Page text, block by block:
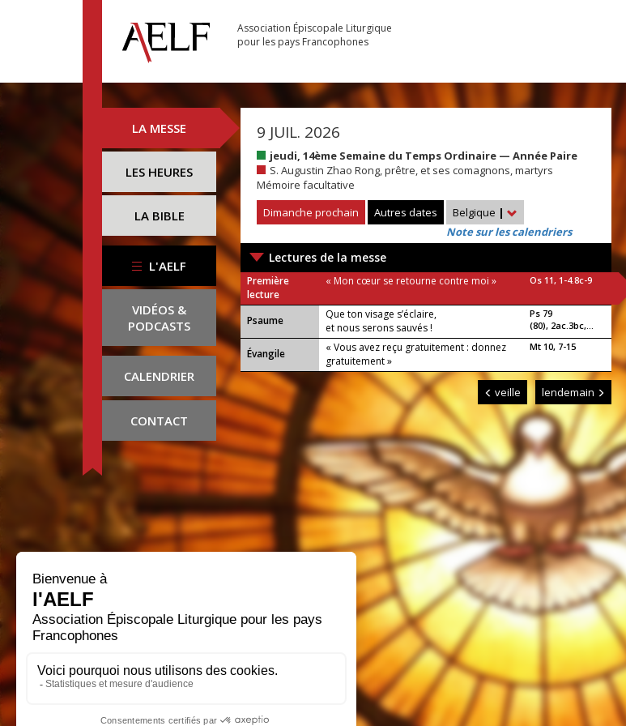
Association Épiscopale Liturgique
pour les pays Francophones
LA MESSE
LES HEURES
LA BIBLE
L'AELF
VIDÉOS &
PODCASTS
CALENDRIER
CONTACT
9 JUIL. 2026
jeudi, 14ème Semaine du Temps Ordinaire — Année Paire
S. Augustin Zhao Rong, prêtre, et ses comagnons, martyrs
Mémoire facultative
Dimanche prochain
Autres dates Belgique |
Note sur les calendriers
Lectures de la messe
Première
lecture
« Mon cœur se retourne contre moi » Os 11, 1-4.8c-9
Psaume
Que ton visage s’éclaire,
et nous serons sauvés !
Ps 79
(80), 2ac.3bc,...
Évangile
« Vous avez reçu gratuitement : donnez
gratuitement »
Mt 10, 7-15
veille lendemain